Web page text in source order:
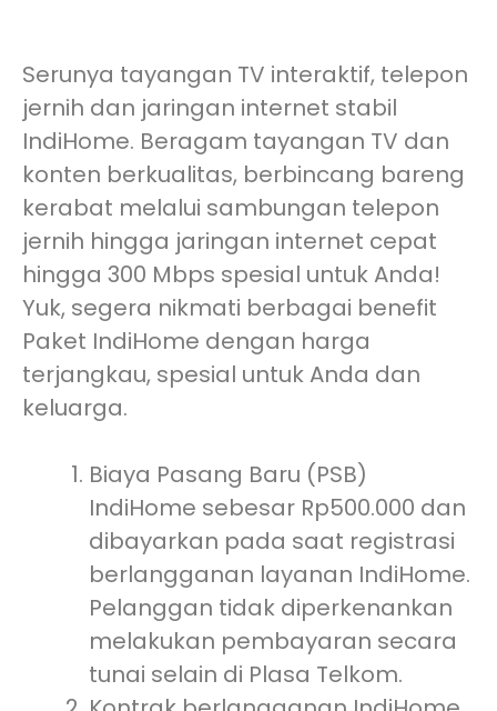
Serunya tayangan TV interaktif, telepon
jernih dan jaringan internet stabil
IndiHome. Beragam tayangan TV dan
konten berkualitas, berbincang bareng
kerabat melalui sambungan telepon
jernih hingga jaringan internet cepat
hingga 300 Mbps spesial untuk Anda!
Yuk, segera nikmati berbagai benefit
Paket IndiHome dengan harga
terjangkau, spesial untuk Anda dan
keluarga.
Biaya Pasang Baru (PSB)
IndiHome sebesar Rp500.000 dan
dibayarkan pada saat registrasi
berlangganan layanan IndiHome.
Pelanggan tidak diperkenankan
melakukan pembayaran secara
tunai selain di Plasa Telkom.